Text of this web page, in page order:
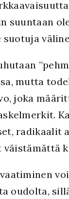
suuntaan
mutta
joka
radikaalit
väistämättä
oudolta,